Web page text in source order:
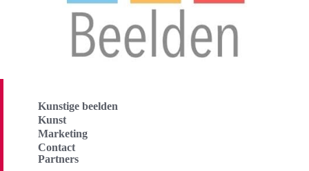
Kunstige beelden
Kunst
Marketing
Contact
Partners